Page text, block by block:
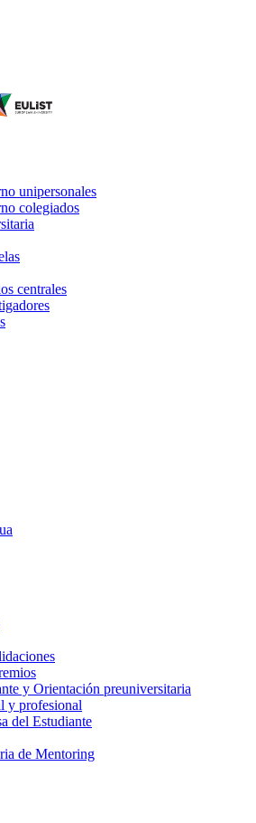
unipersonales
colegiados
centrales
y Orientación preuniversitaria
y profesional
del Estudiante
de Mentoring